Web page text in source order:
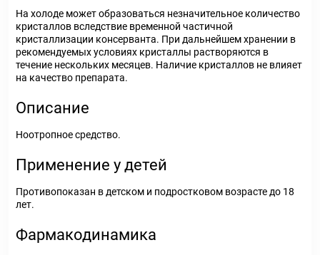
На холоде может образоваться незначительное количество
кристаллов вследствие временной частичной
кристаллизации консерванта. При дальнейшем хранении в
рекомендуемых условиях кристаллы растворяются в
течение нескольких месяцев. Наличие кристаллов не влияет
на качество препарата.
Описание
Ноотропное средство.
Применение у детей
Противопоказан в детском и подростковом возрасте до 18
лет.
Фармакодинамика